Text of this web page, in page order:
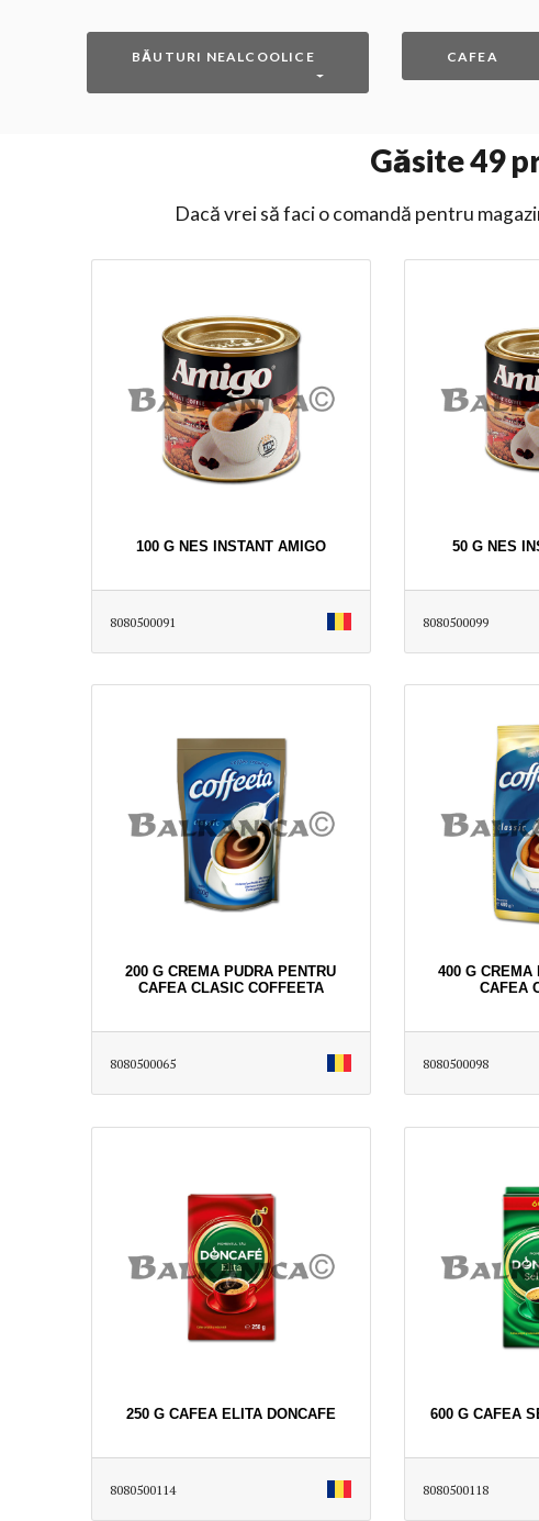
BĂUTURI NEALCOOLICE CAFEA
Găsite49
Dacă vrei să faci o comandă pentru
100 G NES INSTANT AMIGO
8080500091
50 G NES
8080500099
200 G CREMA PUDRA PENTRU
CAFEA CLASIC COFFEETA
8080500065
400 G CREMA
CAFEA
8080500098
250 G CAFEA ELITA DONCAFE
8080500114
600 G CAFEA
8080500118